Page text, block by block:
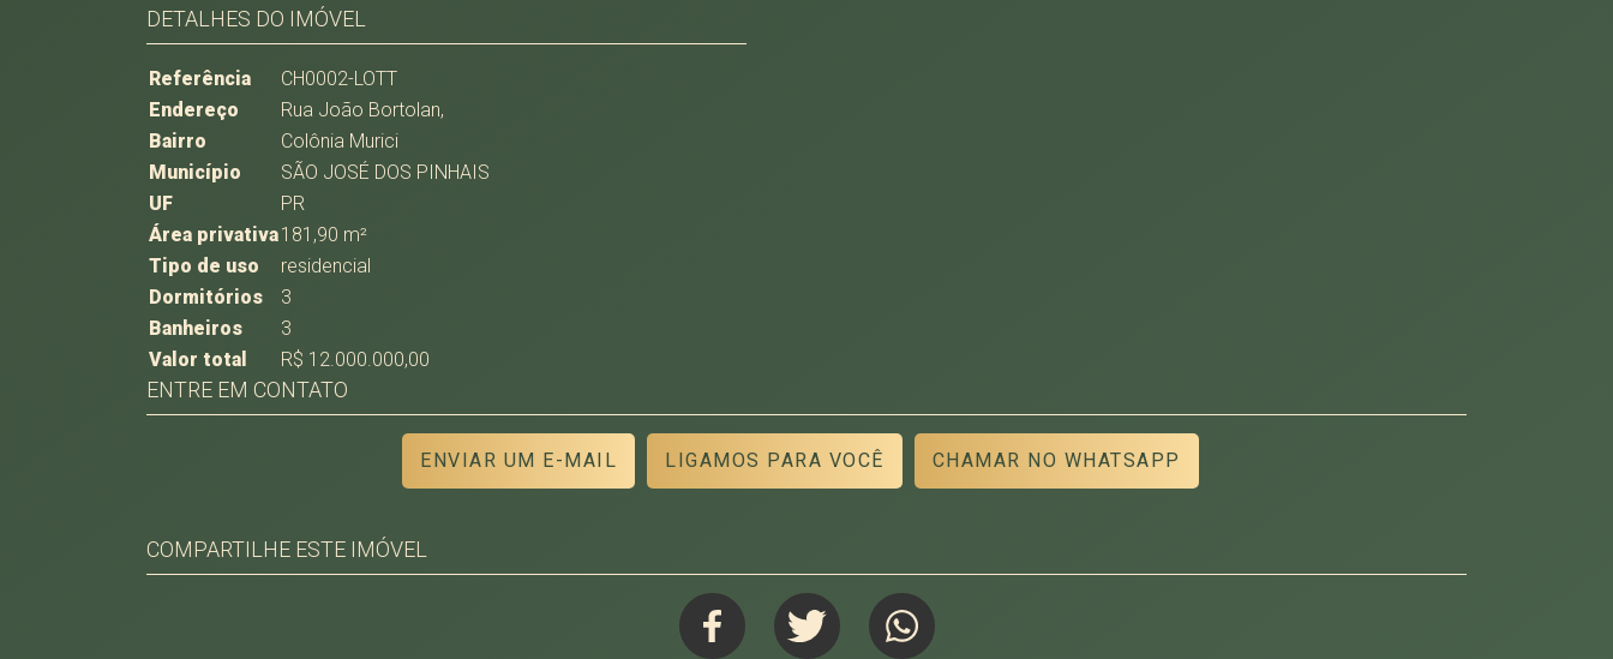
DETALHES DO IMÓVEL
Referência
CH0002-LOTT
Endereço
Rua João Bortolan,
Bairro
Colônia Murici
Município
SÃO JOSÉ DOS PINHAIS
UF
PR
Área privativa181,90 m²
Tipo de uso
residencial
Dormitórios
3
Banheiros
3
Valor total
R$ 12.000.000,00
ENTRE EM CONTATO
ENVIAR UM E-MAIL LIGAMOS PARA VOCÊ CHAMAR NO WHATSAPP
COMPARTILHE ESTE IMÓVEL